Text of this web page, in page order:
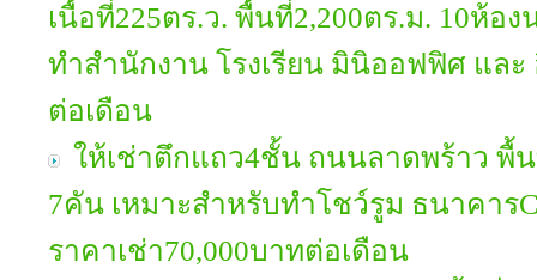
เนื้อที่225ตร.ว. พื้นที่2,200ตร.ม. 10ห้อ
ทำสำนักงาน โรงเรียน มินิออฟฟิศ และ
ต่อเดือน
ให้เช่าตึกแถว4ชั้น ถนนลาดพร้าว พื้
7คัน เหมาะสำหรับทำโชว์รูม ธนาคาร
ราคาเช่า70,000บาทต่อเดือน